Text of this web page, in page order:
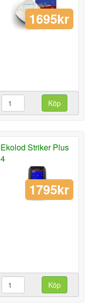
1695kr
Köp
Ekolod Striker Plus
4
1795kr
Köp